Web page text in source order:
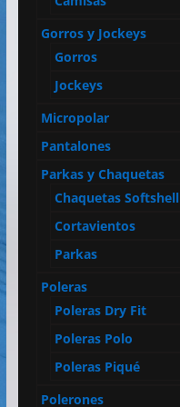
Gorros y Jockeys
Gorros
Jockeys
Micropolar
Pantalones
Parkas y Chaquetas
Chaquetas Softshell
Cortavientos
Parkas
Poleras
Poleras Dry Fit
Poleras Polo
Poleras Piqué
Polerones